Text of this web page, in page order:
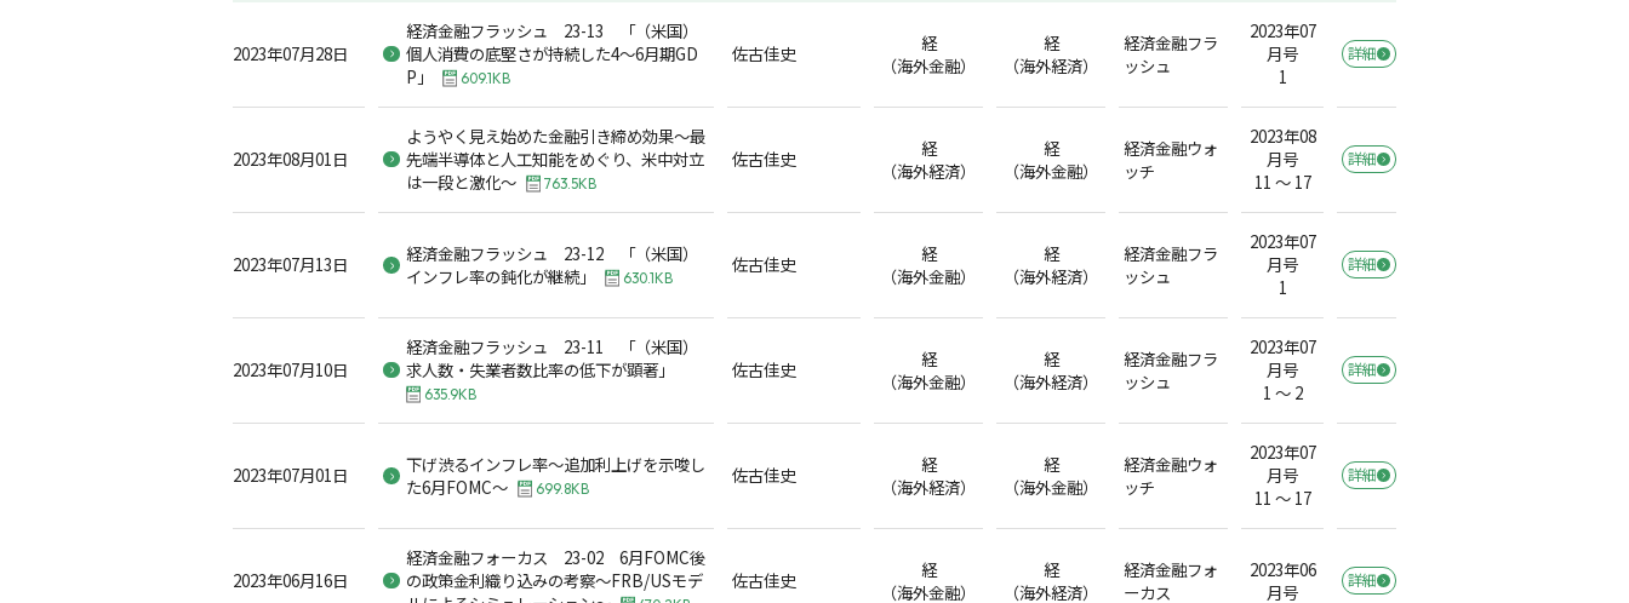
2023年07月28日
経済金融フラッシュ 23-13 「（米国）
個人消費の底堅さが持続した4～6月期GD
P」
609.1KB
佐古佳史
経
（海外金融）
経
（海外経済）
経済金融フラ
ッシュ
2023年07
月号
1
詳細
2023年08月01日
ようやく見え始めた金融引き締め効果～最
先端半導体と人工知能をめぐり、米中対立
は一段と激化～
763.5KB
佐古佳史
経
（海外経済）
経
（海外金融）
経済金融ウォ
ッチ
2023年08
月号
11 ～ 17
詳細
2023年07月13日
経済金融フラッシュ 23-12 「（米国）
インフレ率の鈍化が継続」
630.1KB
佐古佳史
経
（海外金融）
経
（海外経済）
経済金融フラ
ッシュ
2023年07
月号
1
詳細
2023年07月10日
経済金融フラッシュ 23-11 「（米国）
求人数・失業者数比率の低下が顕著」
635.9KB
佐古佳史
経
（海外金融）
経
（海外経済）
経済金融フラ
ッシュ
2023年07
月号
1 ～ 2
詳細
2023年07月01日
下げ渋るインフレ率～追加利上げを示唆し
た6月FOMC～
699.8KB
佐古佳史
経
（海外経済）
経
（海外金融）
経済金融ウォ
ッチ
2023年07
月号
11 ～ 17
詳細
2023年06月16日
経済金融フォーカス 23-02 6月FOMC後
の政策金利織り込みの考察～FRB/USモデ
佐古佳史
経
（海外金融）
経
（海外経済）
経済金融フォ
ーカス
2023年06
月号
詳細